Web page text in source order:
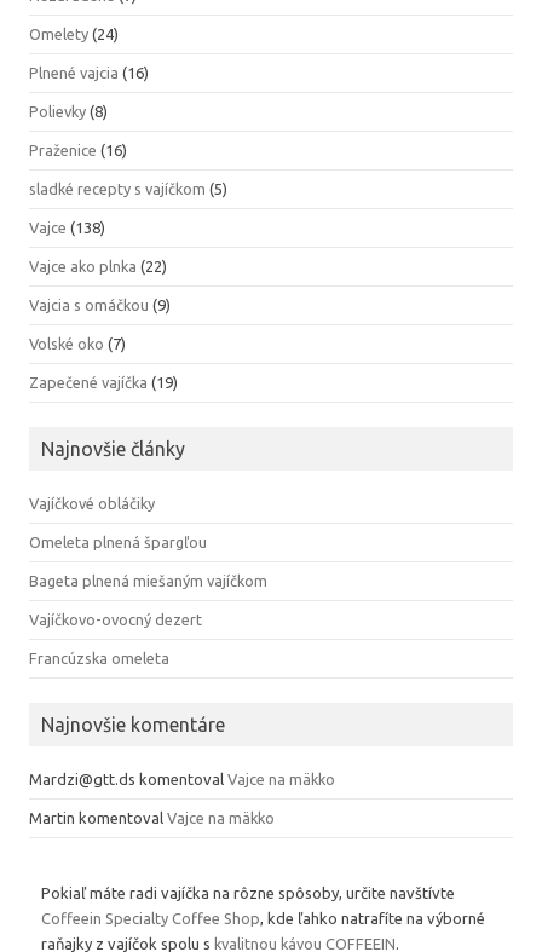
Omelety (24)
Plnené vajcia (16)
Polievky (8)
Praženice (16)
sladké recepty s vajíčkom (5)
Vajce (138)
Vajce ako plnka (22)
Vajcia s omáčkou (9)
Volské oko (7)
Zapečené vajíčka (19)
Najnovšie články
Vajíčkové obláčiky
Omeleta plnená špargľou
Bageta plnená miešaným vajíčkom
Vajíčkovo-ovocný dezert
Francúzska omeleta
Najnovšie komentáre
Mardzi@gtt.ds komentoval Vajce na mäkko
Martin komentoval Vajce na mäkko
Pokiaľ máte radi vajíčka na rôzne spôsoby, určite navštívte
Coffeein Specialty Coffee Shop, kde ľahko natrafíte na výborné
raňajky z vajíčok spolu s kvalitnou kávou COFFEEIN.